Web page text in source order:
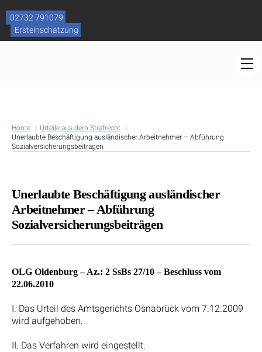
content
02732 791079
Ersteinschätzung
Home
Urteile aus dem Strafrecht
Unerlaubte Beschäftigung ausländischer Arbeitnehmer – Abführung
Sozialversicherungsbeiträgen
Unerlaubte Beschäftigung ausländischer
Arbeitnehmer – Abführung
Sozialversicherungsbeiträgen
OLG Oldenburg – Az.: 2 SsBs 27/10 – Beschluss vom
22.06.2010
I. Das Urteil des Amtsgerichts Osnabrück vom 7.12.2009
wird aufgehoben.
II. Das Verfahren wird eingestellt.